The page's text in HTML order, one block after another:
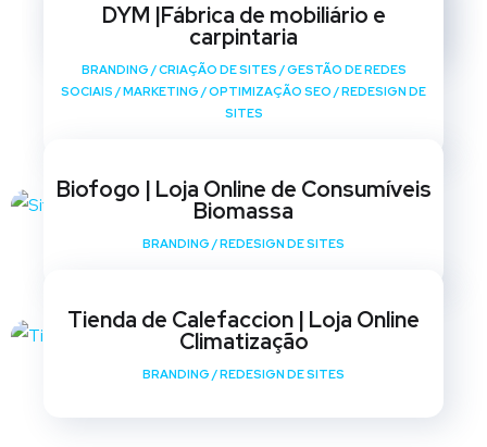
SITES
DYM |Fábrica de mobiliário e
carpintaria
BRANDING /CRIAÇÃO DE SITES /GESTÃO DE REDES
SOCIAIS /MARKETING /OPTIMIZAÇÃO SEO /REDESIGN DE
SITES
Biofogo | Loja Online de Consumíveis
Biomassa
BRANDING /REDESIGN DE SITES
Tienda de Calefaccion | Loja Online
Climatização
BRANDING /REDESIGN DE SITES